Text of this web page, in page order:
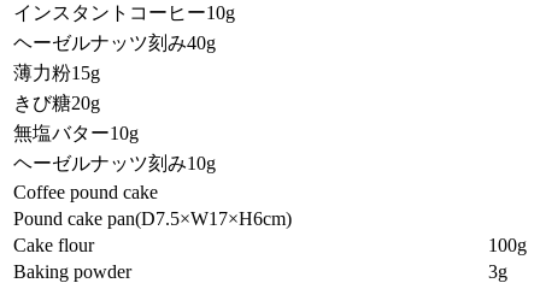
インスタントコーヒー10g
ヘーゼルナッツ刻み40g
薄力粉15g
きび糖20g
無塩バター10g
ヘーゼルナッツ刻み10g
Coffee pound cake
Pound cake pan(D7.5×W17×H6cm)
Cake flour
100g
Baking powder
3g